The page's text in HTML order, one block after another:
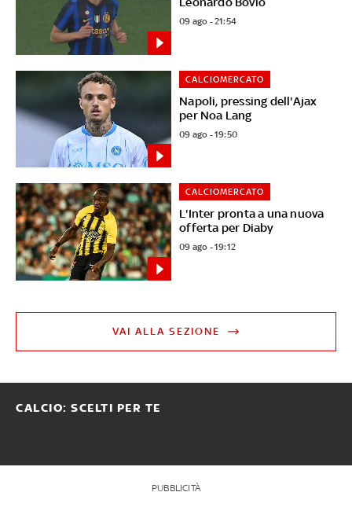
09 ago - 21:54
Napoli, pressing dell'Ajax
per Noa Lang
CALCIOMERCATO
09 ago - 19:50
L'Inter pronta a una nuova
offerta per Diaby
CALCIOMERCATO
09 ago - 19:12
VAI ALLA SEZIONE
CALCIO: SCELTI PER TE
PUBBLICITÀ